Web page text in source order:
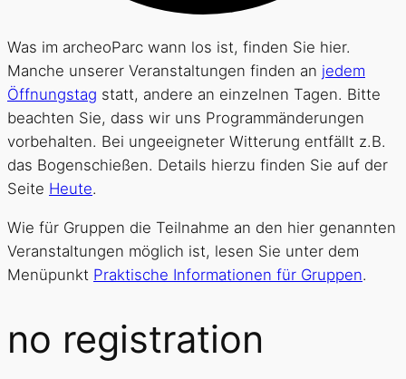
Was im archeoParc wann los ist, finden Sie hier.
Manche unserer Veranstaltungen finden an jedem
Öffnungstag statt, andere an einzelnen Tagen. Bitte
beachten Sie, dass wir uns Programmänderungen
vorbehalten. Bei ungeeigneter Witterung entfällt z.B.
das Bogenschießen. Details hierzu finden Sie auf der
Seite Heute.
Wie für Gruppen die Teilnahme an den hier genannten
Veranstaltungen möglich ist, lesen Sie unter dem
Menüpunkt Praktische Informationen für Gruppen.
no registration